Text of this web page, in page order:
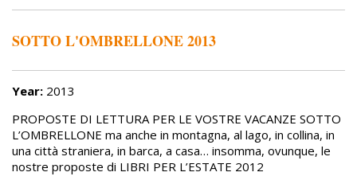
SOTTO L'OMBRELLONE 2013
Year: 2013
PROPOSTE DI LETTURA PER LE VOSTRE VACANZE SOTTO
L’OMBRELLONE ma anche in montagna, al lago, in collina, in
una città straniera, in barca, a casa… insomma, ovunque, le
nostre proposte di LIBRI PER L’ESTATE 2012